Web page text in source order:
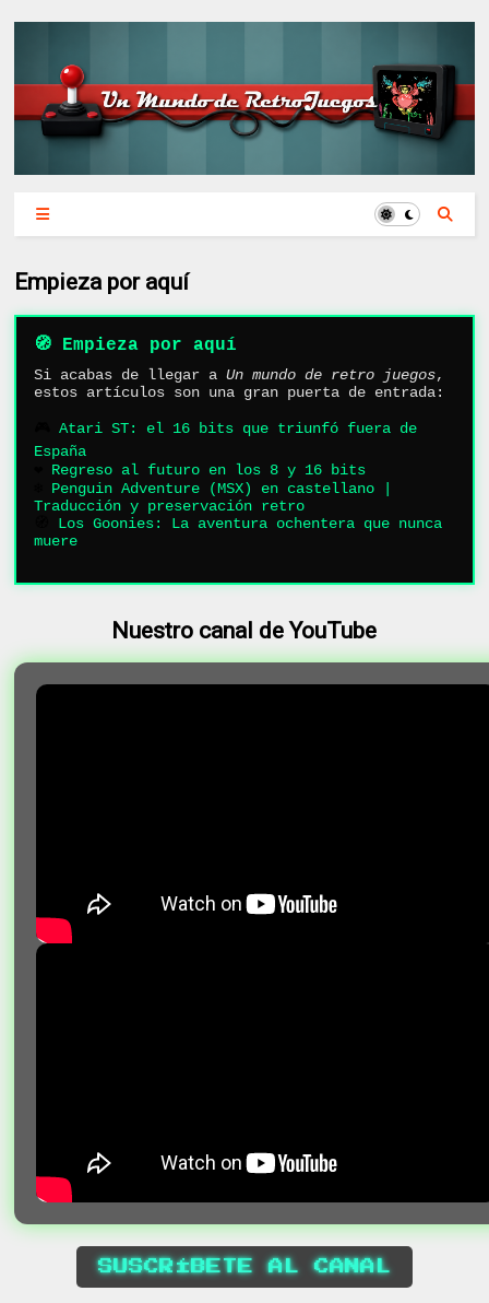
Empieza por aquí
🧭 Empieza por aquí
Si acabas de llegar aUn mundo de retro juegos,
estos artículos son una gran puerta de entrada:
🎮Atari ST: el 16 bits que triunfó fuera de
España
Regreso al futuro en los 8 y 16 bits
Penguin Adventure (MSX) en castellano |
Traducción y preservación retro
Los Goonies: La aventura ochentera que nunca
muere
Nuestro canal de YouTube
SUSCRÍBETE AL CANAL